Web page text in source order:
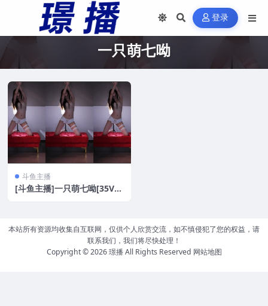
登录
一只萌七呦
斗鱼主播
[斗鱼主播]一只萌七呦[35V/
本站所有资源均收集自互联网，仅供个人欣赏交流，如不慎侵犯了您的权益，请
联系我们，我们将尽快处理！
Copyright © 2026璟播All Rights Reserved 网站地图